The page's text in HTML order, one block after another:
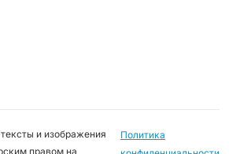
и изображения
правом на
Политика